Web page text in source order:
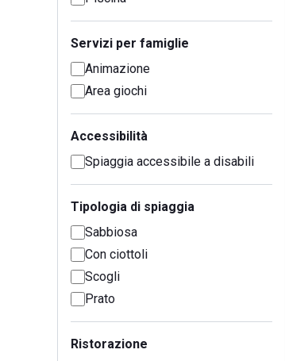
Servizi per famiglie
Animazione
Area giochi
Accessibilità
Spiaggia accessibile a disabili
Tipologia di spiaggia
Sabbiosa
Con ciottoli
Scogli
Prato
Ristorazione